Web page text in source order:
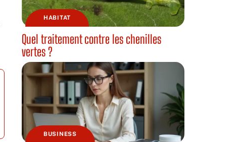
HABITAT
Quel traitement contre les chenilles
vertes ?
BUSINESS